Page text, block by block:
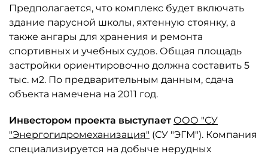
Предполагается, что комплекс будет включать
здание парусной школы, яхтенную стоянку, а
также ангары для хранения и ремонта
спортивных и учебных судов. Общая площадь
застройки ориентировочно должна составить 5
тыс. м2. По предварительным данным, сдача
объекта намечена на 2011 год.
Инвестором проекта выступает ООО "СУ
"Энергогидромеханизация" (СУ "ЭГМ"). Компания
специализируется на добыче нерудных